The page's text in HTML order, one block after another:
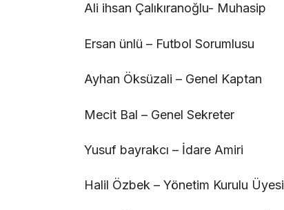
Ali ihsan Çalıkıranoğlu- Muhasip
Ersan ünlü – Futbol Sorumlusu
Ayhan Öksüzali – Genel Kaptan
Mecit Bal – Genel Sekreter
Yusuf bayrakcı – İdare Amiri
Halil Özbek – Yönetim Kurulu Üyesi